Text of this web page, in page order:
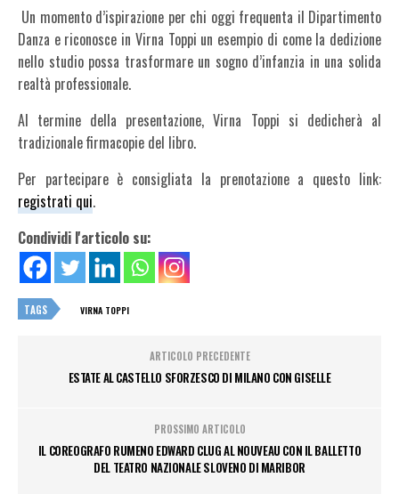
Un momento d’ispirazione per chi oggi frequenta il Dipartimento
Danza e riconosce in Virna Toppi un esempio di come la dedizione
nello studio possa trasformare un sogno d’infanzia in una solida
realtà professionale.
Al termine della presentazione, Virna Toppi si dedicherà al
tradizionale firmacopie del libro.
Per partecipare è consigliata la prenotazione a questo link:
registrati qui.
Condividi l'articolo su:
TAGS VIRNA TOPPI
ARTICOLO PRECEDENTE
ESTATE AL CASTELLO SFORZESCO DI MILANO CON GISELLE
PROSSIMO ARTICOLO
IL COREOGRAFO RUMENO EDWARD CLUG AL NOUVEAU CON IL BALLETTO
DEL TEATRO NAZIONALE SLOVENO DI MARIBOR